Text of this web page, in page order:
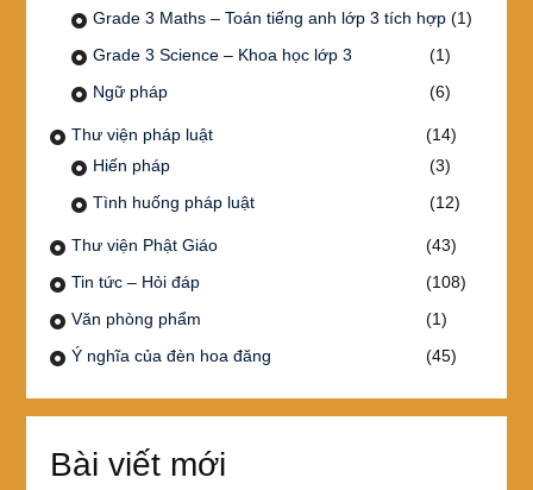
Grade 3 Maths – Toán tiếng anh lớp 3 tích hợp(1)
Grade 3 Science – Khoa học lớp 3
(1)
Ngữ pháp
(6)
Thư viện pháp luật
(14)
Hiến pháp
(3)
Tình huống pháp luật
(12)
Thư viện Phật Giáo
(43)
Tin tức – Hỏi đáp
(108)
Văn phòng phẩm
(1)
Ý nghĩa của đèn hoa đăng
(45)
Bài viết mới